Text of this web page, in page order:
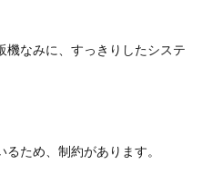
機なみに、すっきりしたシステ
ため、制約があります。